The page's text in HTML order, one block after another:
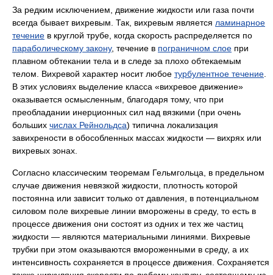
За редким исключением, движение жидкости или газа почти
всегда бывает вихревым. Так, вихревым является ламинарное
течение в круглой трубе, когда скорость распределяется по
параболическому закону, течение в пограничном слое при
плавном обтекании тела и в следе за плохо обтекаемым
телом. Вихревой характер носит любое турбулентное течение
В этих условиях выделение класса «вихревое движение»
оказывается осмысленным, благодаря тому, что при
преобладании инерционных сил над вязкими (при очень
больших числах Рейнольдса) типична локализация
завихрености в обособленных массах жидкости — вихрях или
вихревых зонах.
Согласно классическим теоремам Гельмгольца, в предельном
случае движения невязкой жидкости, плотность которой
постоянна или зависит только от давления, в потенциальном
силовом поле вихревые линии вморожены в среду, то есть в
процессе движения они состоят из одних и тех же частиц
жидкости — являются материальными линиями. Вихревые
трубки при этом оказываются вмороженными в среду, а их
интенсивность сохраняется в процессе движения. Сохраняется